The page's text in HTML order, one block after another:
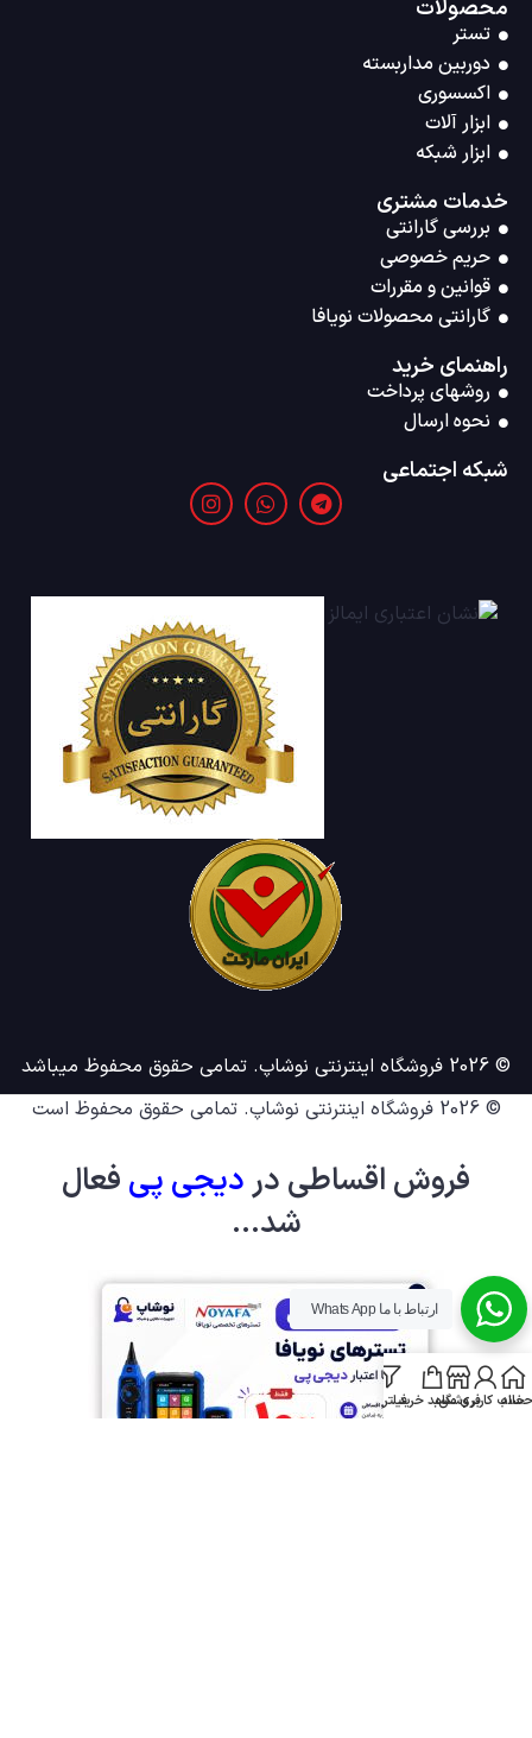
محصولات
تستر
دوربین مداربسته
اکسسوری
ابزار آلات
ابزار شبکه
خدمات مشتری
بررسی گارانتی
حریم خصوصی
قوانین و مقررات
گارانتی محصولات نویافا
راهنمای خرید
روشهای پرداخت
نحوه ارسال
شبکه اجتماعی
© 2026 فروشگاه اینترنتی نوشاپ. تمامی حقوق محفوظ میباشد
© 2026
فروشگاه اینترنتی نوشاپ. تمامی حقوق محفوظ است
فروش اقساطی دردیجی پی فعال
شد...
خانه
حساب کاربری من
فروشگاهسبد خریدفیلترها
ارتباط با ما Whats App